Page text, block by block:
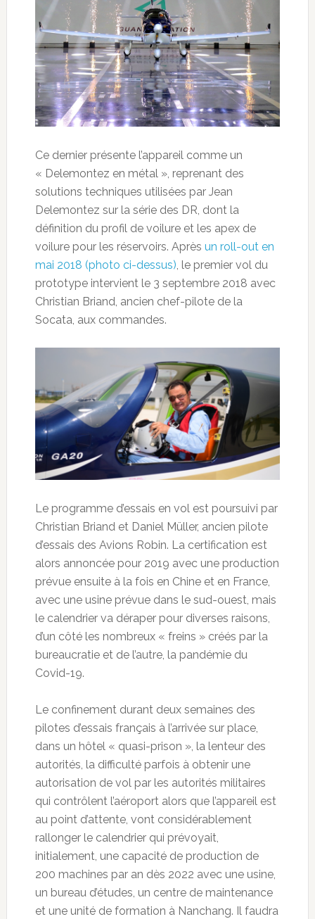
Ce dernier présente l’appareil comme un
« Delemontez en métal », reprenant des
solutions techniques utilisées par Jean
Delemontez sur la série des DR, dont la
définition du profil de voilure et les apex de
voilure pour les réservoirs. Après un roll-out en
mai 2018 (photo ci-dessus), le premier vol du
prototype intervient le 3 septembre 2018 avec
Christian Briand, ancien chef-pilote de la
Socata, aux commandes.
Le programme d’essais en vol est poursuivi par
Christian Briand et Daniel Müller, ancien pilote
d’essais des Avions Robin. La certification est
alors annoncée pour 2019 avec une production
prévue ensuite à la fois en Chine et en France,
avec une usine prévue dans le sud-ouest, mais
le calendrier va déraper pour diverses raisons,
d’un côté les nombreux « freins » créés par la
bureaucratie et de l’autre, la pandémie du
Covid-19.
Le confinement durant deux semaines des
pilotes d’essais français à l’arrivée sur place,
dans un hôtel « quasi-prison », la lenteur des
autorités, la difficulté parfois à obtenir une
autorisation de vol par les autorités militaires
qui contrôlent l’aéroport alors que l’appareil est
au point d’attente, vont considérablement
rallonger le calendrier qui prévoyait,
initialement, une capacité de production de
200 machines par an dès 2022 avec une usine,
un bureau d’études, un centre de maintenance
et une unité de formation à Nanchang. Il faudra